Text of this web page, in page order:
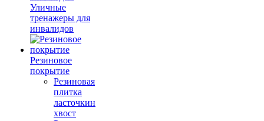
Уличные
тренажеры для
инвалидов
Резиновое
покрытие
Резиновая
плитка
ласточкин
хвост